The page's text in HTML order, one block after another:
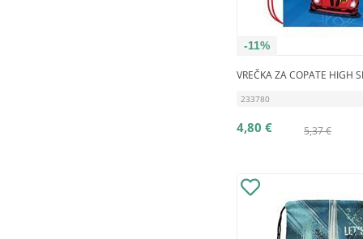
-11%
VREČKA ZA COPATE HIGH
233780
5,37 €
4,80 €